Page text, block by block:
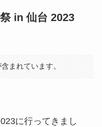
in 仙台 2023
まれています。
に行ってきまし